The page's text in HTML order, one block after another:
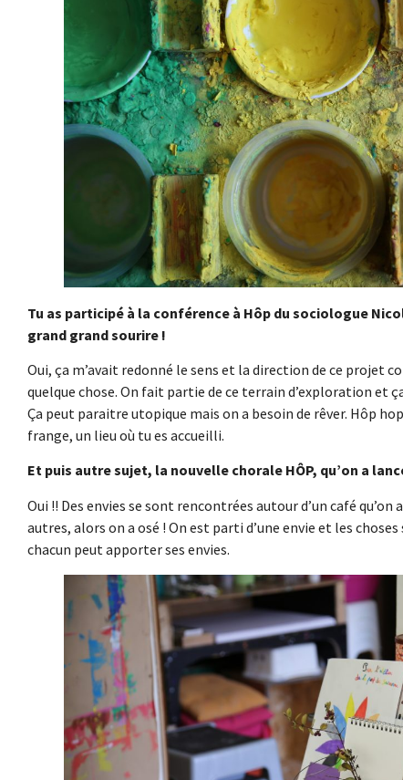
Tu as participé à la conférence à Hôp du sociologue
grand grand sourire !
Oui, ça m’avait redonné le sens et la direction de ce projet
quelque chose. On fait partie de ce terrain d’exploration et
Ça peut paraitre utopique mais on a besoin de rêver. Hôp
frange, un lieu où tu es accueilli.
Et puis autre sujet, la nouvelle chorale HÔP, qu’on a
Oui !! Des envies se sont rencontrées autour d’un café
autres, alors on a osé ! On est parti d’une envie et les
chacun peut apporter ses envies.